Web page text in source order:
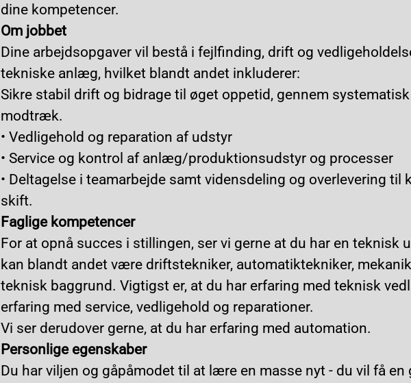
dine kompetencer.
Om jobbet
Dine arbejdsopgaver vil bestå i fejlfinding, drift og
tekniske anlæg, hvilket blandt andet inkluderer:
Sikre stabil drift og bidrage til øget oppetid, gennem
modtræk.
• Vedligehold og reparation af udstyr
• Service og kontrol af anlæg/produktionsudstyr og processer
• Deltagelse i teamarbejde samt vidensdeling og overlevering til
skift.
Faglige kompetencer
For at opnå succes i stillingen, ser vi gerne at du har en teknisk
kan blandt andet være driftstekniker, automatiktekniker,
teknisk baggrund. Vigtigst er, at du har erfaring med teknisk
erfaring med service, vedligehold og reparationer.
Vi ser derudover gerne, at du har erfaring med automation.
Personlige egenskaber
Du har viljen og gåpåmodet til at lære en masse nyt - du vil få en